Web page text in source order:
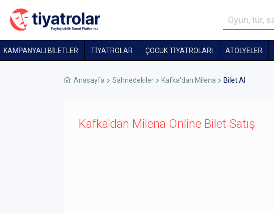
KAMPANYALI BİLETLER TİYATROLAR ÇOCUK TIYATROLARI ATÖLYELER
Anasayfa Sahnedekiler Kafka'dan Milena Bilet Al
Kafka'dan Milena Online Bilet Satış